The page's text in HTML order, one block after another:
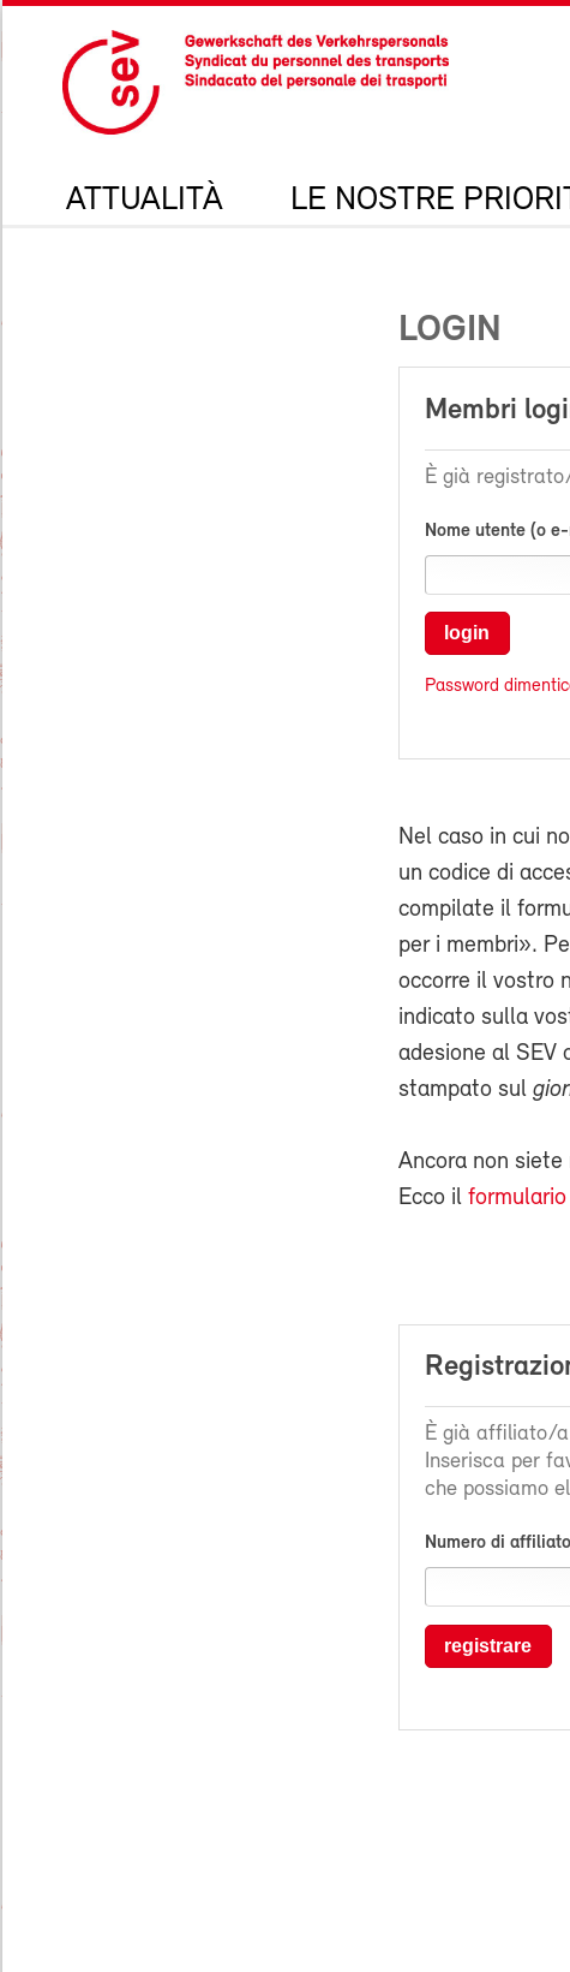
ATTUALITÀ LE NOSTRE
LOGIN
Membri
È già
Nome utente (o
login
Password
Nel caso in cui
un codice di
compilate il
per i membri».
occorre il vostro
indicato sulla
adesione al SEV
stampato sul
Ancora non siete
Ecco il
È già affiliato/a
Inserisca per
che possiamo
Numero di
registrare